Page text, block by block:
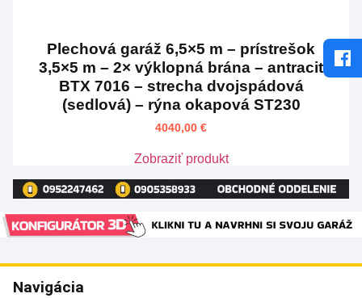
Plechová garáž 6,5×5 m – prístrešok
3,5×5 m – 2× výklopná brána – antracit
BTX 7016 – strecha dvojspádová
(sedlová) – rýna okapová ST230
4040,00 €
Zobraziť produkt
Navigácia